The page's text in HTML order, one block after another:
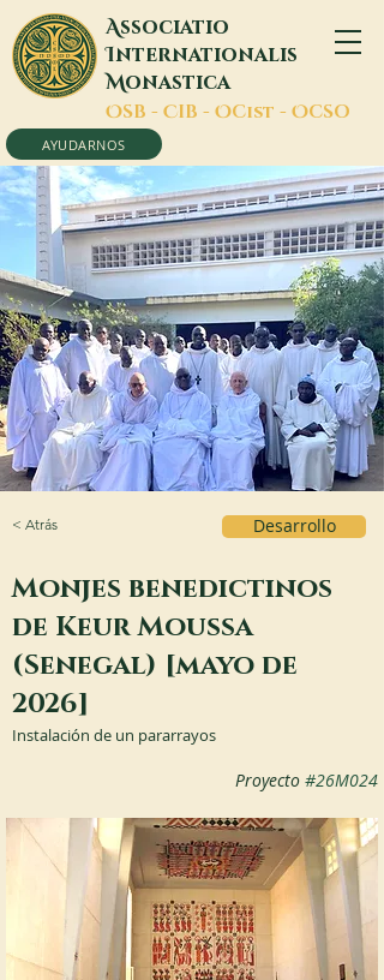
Associatio
Internationalis
Monastica
OSB - CIB - OCist - OCSO
AYUDARNOS
< Atrás Desarrollo
Monjes benedictinos
de Keur Moussa
(Senegal) [mayo de
2026]
Instalación de un pararrayos
Proyecto #26M024